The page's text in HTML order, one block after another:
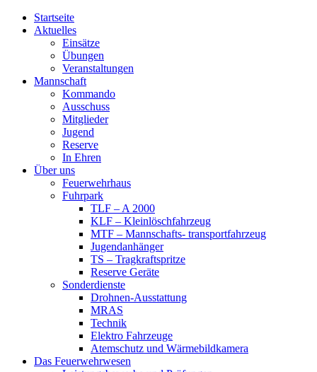
Startseite
Aktuelles
Einsätze
Übungen
Veranstaltungen
Mannschaft
Kommando
Ausschuss
Mitglieder
Jugend
Reserve
In Ehren
Über uns
Feuerwehrhaus
Fuhrpark
TLF – A 2000
KLF – Kleinlöschfahrzeug
MTF – Mannschafts- transportfahrzeug
Jugendanhänger
TS – Tragkraftspritze
Reserve Geräte
Sonderdienste
Drohnen-Ausstattung
MRAS
Technik
Elektro Fahrzeuge
Atemschutz und Wärmebildkamera
Das Feuerwehrwesen